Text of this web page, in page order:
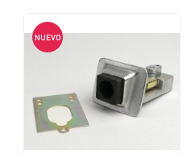
NUEVO